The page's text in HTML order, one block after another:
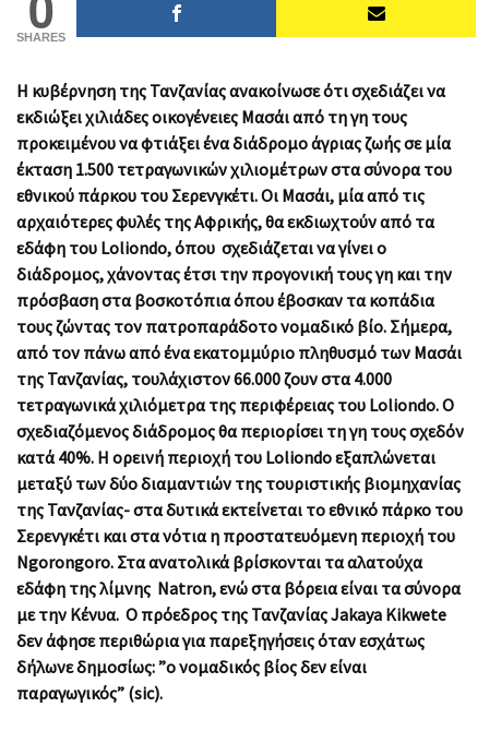
SHARES
Η κυβέρνηση της Τανζανίας ανακοίνωσε ότι σχεδιάζει να
εκδιώξει χιλιάδες οικογένειες Μασάι από τη γη τους
προκειμένου να φτιάξει ένα διάδρομο άγριας ζωής σε μία
έκταση 1.500 τετραγωνικών χιλιομέτρων στα σύνορα του
εθνικού πάρκου του Σερενγκέτι. Οι Μασάι, μία από τις
αρχαιότερες φυλές της Αφρικής, θα εκδιωχτούν από τα
εδάφη του Loliondo, όπου σχεδιάζεται να γίνει ο
διάδρομος, χάνοντας έτσι την προγονική τους γη και την
πρόσβαση στα βοσκοτόπια όπου έβοσκαν τα κοπάδια
τους ζώντας τον πατροπαράδοτο νομαδικό βίο. Σήμερα,
από τον πάνω από ένα εκατομμύριο πληθυσμό των Μασάι
της Τανζανίας, τουλάχιστον 66.000 ζουν στα 4.000
τετραγωνικά χιλιόμετρα της περιφέρειας του Loliondo. Ο
σχεδιαζόμενος διάδρομος θα περιορίσει τη γη τους σχεδόν
κατά 40%. Η ορεινή περιοχή του Loliondo εξαπλώνεται
μεταξύ των δύο διαμαντιών της τουριστικής βιομηχανίας
της Τανζανίας- στα δυτικά εκτείνεται το εθνικό πάρκο του
Σερενγκέτι και στα νότια η προστατευόμενη περιοχή του
Ngorongoro. Στα ανατολικά βρίσκονται τα αλατούχα
εδάφη της λίμνης Natron, ενώ στα βόρεια είναι τα σύνορα
με την Κένυα. Ο πρόεδρος της Τανζανίας Jakaya Kikwete
δεν άφησε περιθώρια για παρεξηγήσεις όταν εσχάτως
δήλωνε δημοσίως: ”ο νομαδικός βίος δεν είναι
παραγωγικός” (sic).